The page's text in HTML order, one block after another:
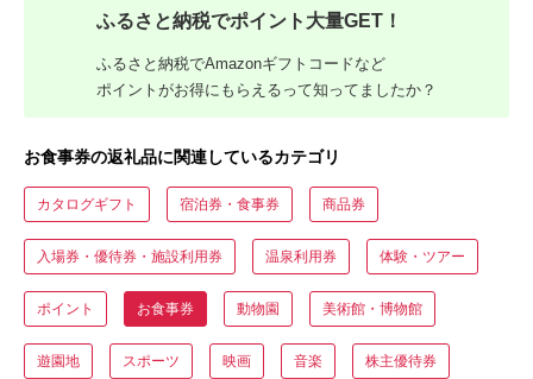
ふるさと納税でポイント大量GET！
ふるさと納税でAmazonギフトコードなど
ポイントがお得にもらえるって知ってましたか？
お食事券の返礼品に関連しているカテゴリ
カタログギフト 宿泊券・食事券 商品券
入場券・優待券・施設利用券 温泉利用券 体験・ツアー
ポイント お食事券 動物園 美術館・博物館
遊園地 スポーツ 映画 音楽 株主優待券